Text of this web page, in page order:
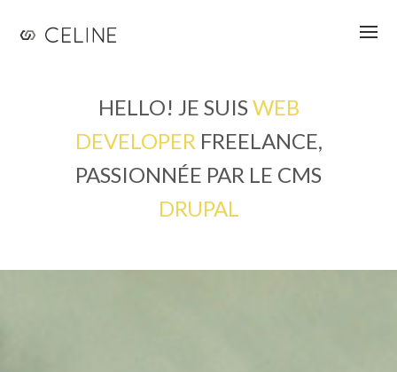
HELLO! JE SUISWEB
DEVELOPER FREELANCE,
PASSIONNÉE PAR LE CMS
DRUPAL